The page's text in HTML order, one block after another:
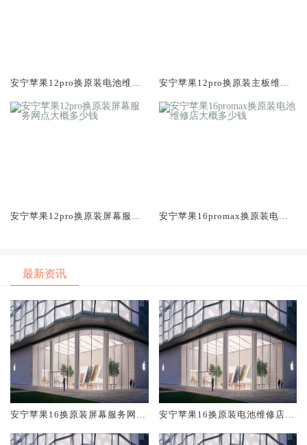
安宁苹果12pro换原装电池维修
安宁苹果12pro换原装主板维修
安宁苹果12pro换原装屏幕服务
安宁苹果16promax换原装电池
最新资讯
安宁苹果16换原装屏幕服务网点
安宁苹果16换原装电池维修店大